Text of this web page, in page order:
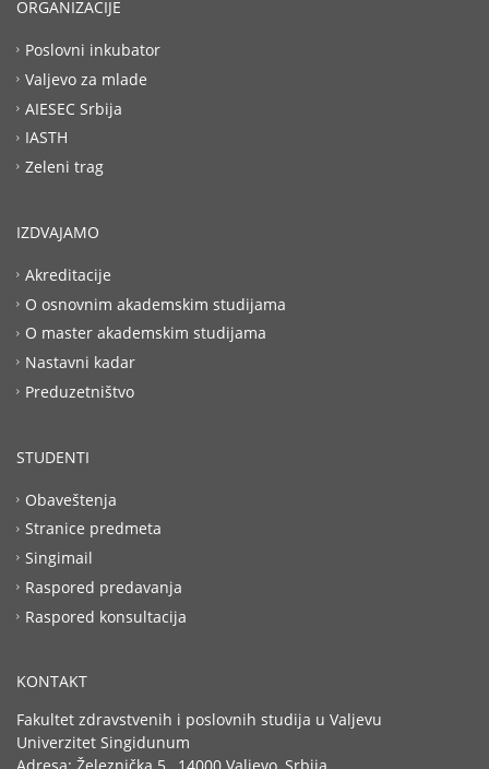
ORGANIZACIJE
Poslovni inkubator
Valjevo za mlade
AIESEC Srbija
IASTH
Zeleni trag
IZDVAJAMO
Akreditacije
O osnovnim akademskim studijama
O master akademskim studijama
Nastavni kadar
Preduzetništvo
STUDENTI
Obaveštenja
Stranice predmeta
Singimail
Raspored predavanja
Raspored konsultacija
KONTAKT
Fakultet zdravstvenih i poslovnih studija u Valjevu
Univerzitet Singidunum